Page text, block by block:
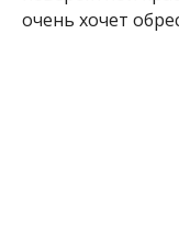
очень хочет